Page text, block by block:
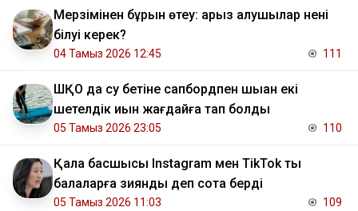
Мерзімінен бұрын өтеу: қарыз алушылар нені
білуі керек?
04 Тамыз 2026 12:45 111
ШҚО да су бетіне сапбордпен шыққан екі
шетелдік қиын жағдайға тап болды
05 Тамыз 2026 23:05 110
Қала басшысы Instagram мен TikTok ты
балаларға зиянды деп сотқа берді
05 Тамыз 2026 11:03 109